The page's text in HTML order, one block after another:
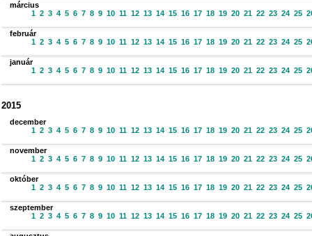
március
1 2 3 4 5 6 7 8 9 10 11 12 13 14 15 16 17 18 19 20 21 22 23 24 25
február
1 2 3 4 5 6 7 8 9 10 11 12 13 14 15 16 17 18 19 20 21 22 23 24 25
január
1 2 3 4 5 6 7 8 9 10 11 12 13 14 15 16 17 18 19 20 21 22 23 24 25
2015
december
1 2 3 4 5 6 7 8 9 10 11 12 13 14 15 16 17 18 19 20 21 22 23 24 25
november
1 2 3 4 5 6 7 8 9 10 11 12 13 14 15 16 17 18 19 20 21 22 23 24 25
október
1 2 3 4 5 6 7 8 9 10 11 12 13 14 15 16 17 18 19 20 21 22 23 24 25
szeptember
1 2 3 4 5 6 7 8 9 10 11 12 13 14 15 16 17 18 19 20 21 22 23 24 25